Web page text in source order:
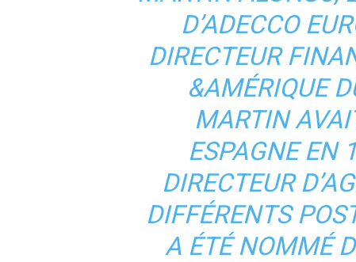
D’ADECCO
DIRECTEUR
&AMÉRIQUE
MARTIN
ESPAGNE EN
DIRECTEUR
DIFFÉRENTS
A ÉTÉ NOMMÉ